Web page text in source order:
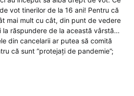
vot tinerilor de la 16 ani! Pentru că
mai mult cu cât, din punt de vedere
la răspundere de la această vârstă…
din cancelarii ar putea să comită
că sunt ”protejați de pandemie”;